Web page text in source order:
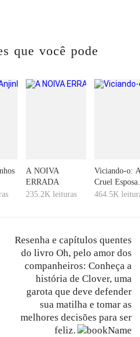
que você pode
A NOIVA
ERRADA
235.2K leituras
Viciando-o:
Cruel Esposa
Entre Laços
464.5K
Resenha e capítulos quentes
do livro Oh, pelo amor dos
companheiros: Conheça a
história de Clover, uma
garota que deve defender
sua matilha e tomar as
melhores decisões para ser
feliz.